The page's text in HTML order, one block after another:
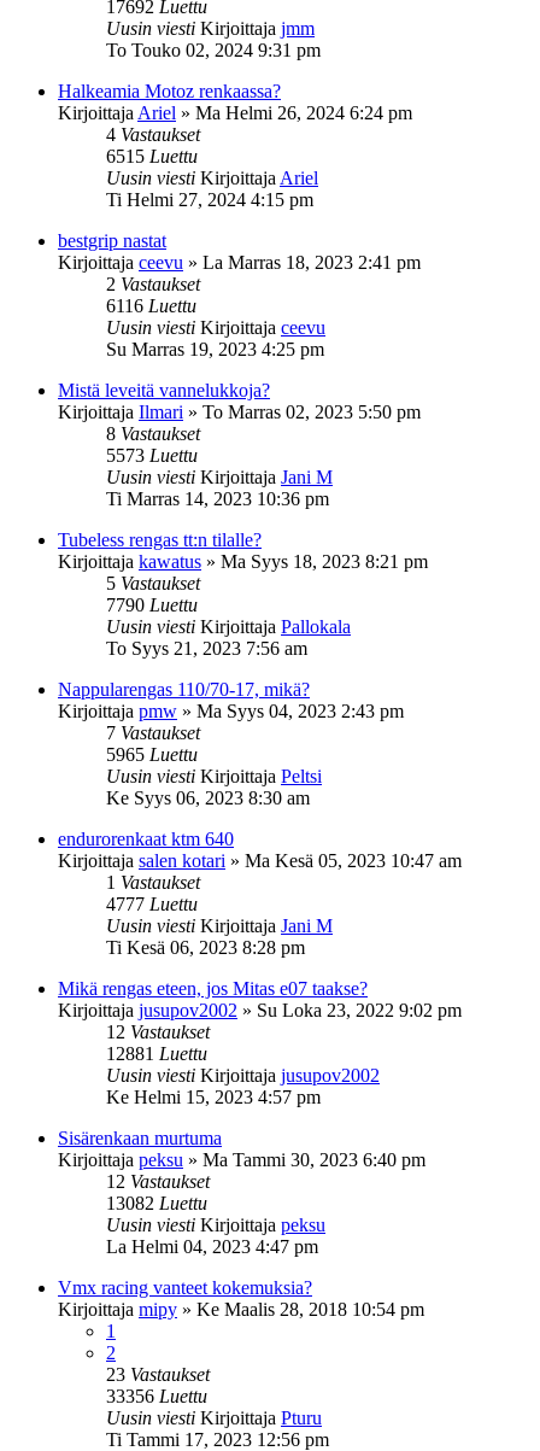
17692 Luettu
Uusin viesti Kirjoittaja jmm
To Touko 02, 2024 9:31 pm
Halkeamia Motoz renkaassa?
Kirjoittaja Ariel » Ma Helmi 26, 2024 6:24 pm
4 Vastaukset
6515 Luettu
Uusin viesti Kirjoittaja Ariel
Ti Helmi 27, 2024 4:15 pm
bestgrip nastat
Kirjoittaja ceevu » La Marras 18, 2023 2:41 pm
2 Vastaukset
6116 Luettu
Uusin viesti Kirjoittaja ceevu
Su Marras 19, 2023 4:25 pm
Mistä leveitä vannelukkoja?
Kirjoittaja Ilmari » To Marras 02, 2023 5:50 pm
8 Vastaukset
5573 Luettu
Uusin viesti Kirjoittaja Jani M
Ti Marras 14, 2023 10:36 pm
Tubeless rengas tt:n tilalle?
Kirjoittaja kawatus » Ma Syys 18, 2023 8:21 pm
5 Vastaukset
7790 Luettu
Uusin viesti Kirjoittaja Pallokala
To Syys 21, 2023 7:56 am
Nappularengas 110/70-17, mikä?
Kirjoittaja pmw » Ma Syys 04, 2023 2:43 pm
7 Vastaukset
5965 Luettu
Uusin viesti Kirjoittaja Peltsi
Ke Syys 06, 2023 8:30 am
endurorenkaat ktm 640
Kirjoittaja salen kotari » Ma Kesä 05, 2023 10:47 am
1 Vastaukset
4777 Luettu
Uusin viesti Kirjoittaja Jani M
Ti Kesä 06, 2023 8:28 pm
Mikä rengas eteen, jos Mitas e07 taakse?
Kirjoittaja jusupov2002 » Su Loka 23, 2022 9:02 pm
12 Vastaukset
12881 Luettu
Uusin viesti Kirjoittaja jusupov2002
Ke Helmi 15, 2023 4:57 pm
Sisärenkaan murtuma
Kirjoittaja peksu » Ma Tammi 30, 2023 6:40 pm
12 Vastaukset
13082 Luettu
Uusin viesti Kirjoittaja peksu
La Helmi 04, 2023 4:47 pm
Vmx racing vanteet kokemuksia?
Kirjoittaja mipy » Ke Maalis 28, 2018 10:54 pm
1
2
23 Vastaukset
33356 Luettu
Uusin viesti Kirjoittaja Pturu
Ti Tammi 17, 2023 12:56 pm